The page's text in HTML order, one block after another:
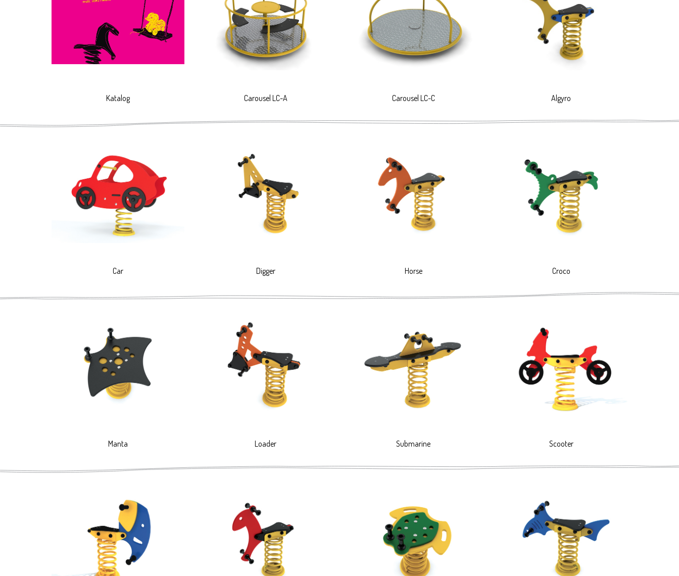
Kolejną wspólną cechą elementów MOVEO jest zastosowanie nowoczesnych, trwałych materiałów i wykończeń powierzchni, które zapewniają długotrwałą
funkcjonalność i wytrzymałość.
Katalog Carousel LC-A Carousel LC-C Algyro
Car Digger Horse Croco
Manta Loader Submarine Scooter